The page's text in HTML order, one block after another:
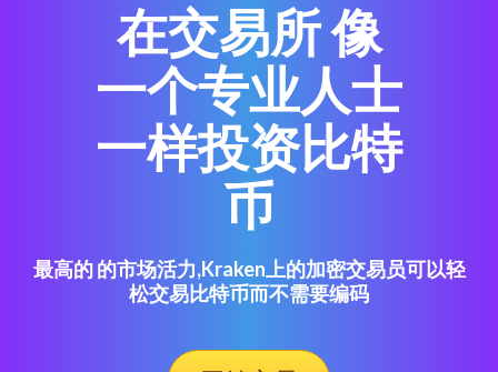
在交易所 像
一个专业人士
一样投资比特
币
最高的 的市场活力,Kraken上的加密交易员可以轻
松交易比特币而不需要编码